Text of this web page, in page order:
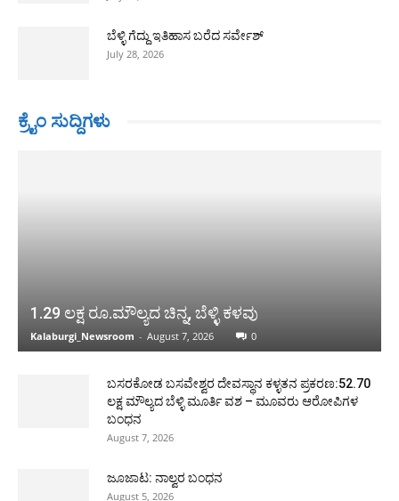
ಬೆಳ್ಳಿ ಗೆದ್ದು ಇತಿಹಾಸ ಬರೆದ ಸರ್ವೇಶ್
July 28, 2026
ಕ್ರೈಂ ಸುದ್ದಿಗಳು
1.29 ಲಕ್ಷ ರೂ.ಮೌಲ್ಯದ ಚಿನ್ನ, ಬೆಳ್ಳಿ ಕಳವು
Kalaburgi_Newsroom - August 7, 2026 0
ಬಸರಕೋಡ ಬಸವೇಶ್ವರ ದೇವಸ್ಥಾನ ಕಳ್ಳತನ ಪ್ರಕರಣ:52.70
ಲಕ್ಷ ಮೌಲ್ಯದ ಬೆಳ್ಳಿ ಮೂರ್ತಿ ವಶ – ಮೂವರು ಆರೋಪಿಗಳ
ಬಂಧನ
August 7, 2026
ಜೂಜಾಟ: ನಾಲ್ವರ ಬಂಧನ
August 5, 2026